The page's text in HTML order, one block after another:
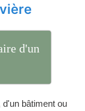
d'un
d'un bâtiment ou